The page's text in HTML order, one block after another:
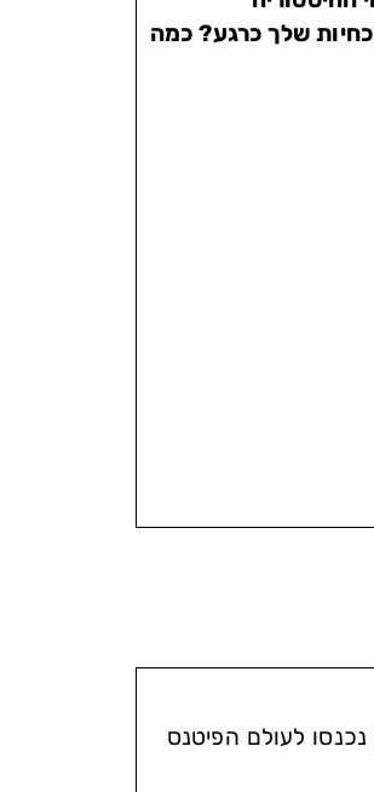
שלך כרגע? כמה
לעולם הפיטנס